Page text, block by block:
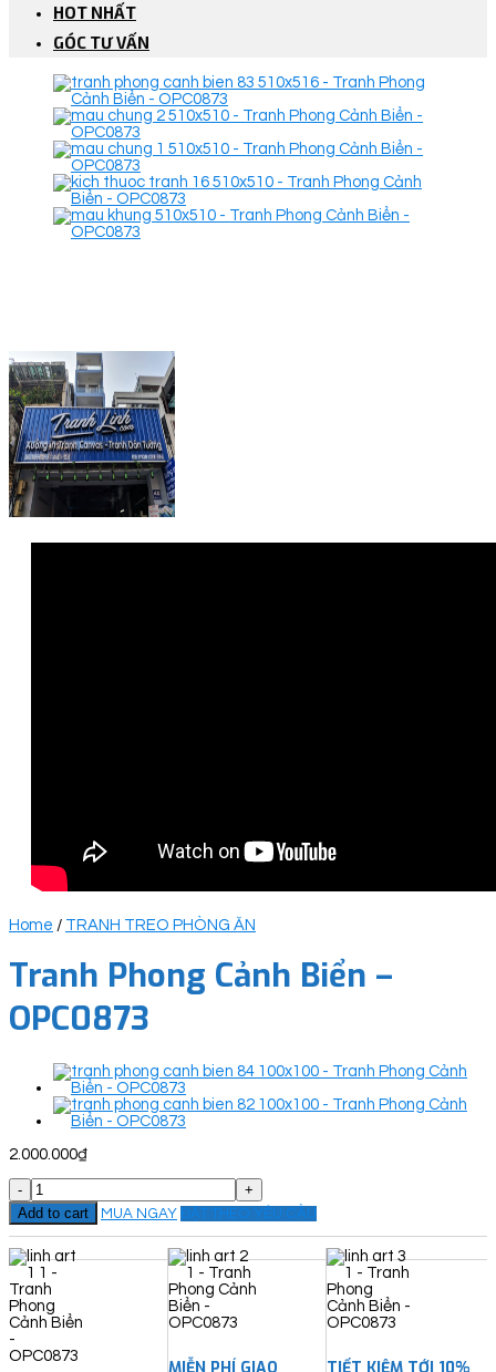
HOT NHẤT
GÓC TƯ VẤN
Home / TRANH TREO PHÒNG ĂN
Tranh Phong Cảnh Biển –
OPC0873
2.000.000₫
Tranh
Phong
Cảnh
Biển
-
OPC0873
quantity
Add to cart MUA NGAY ĐẶT THEO YÊU CẦU